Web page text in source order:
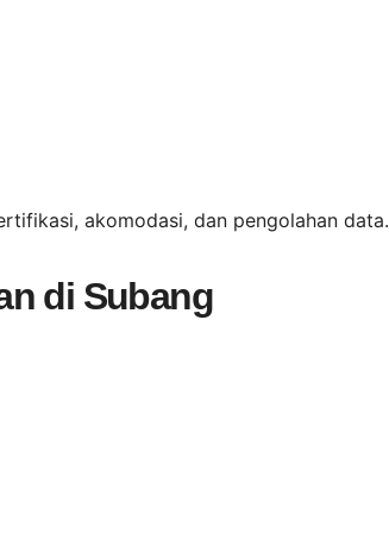
akomodasi, dan pengolahan data.
di Subang